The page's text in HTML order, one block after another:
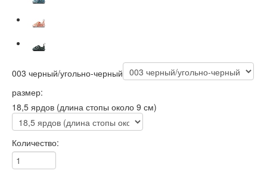
003 черный/угольно-черный
размер:
18,5 ярдов (длина стопы около 9 см)
Количество: